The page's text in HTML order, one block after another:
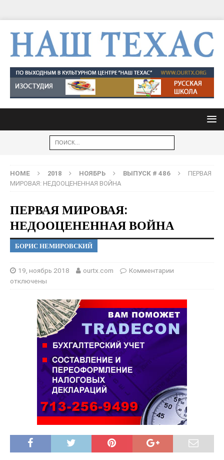
HOME 2018 НОЯБРЬ ВЫПУСК # 486
ПЕРВАЯ
МИРОВАЯ: НЕДООЦЕНЕННАЯ ВОЙНА
ПЕРВАЯ МИРОВАЯ:
НЕДООЦЕНЕННАЯ ВОЙНА
БОРИС НЕМИРОВСКИЙ
19, ноябрь 2018 ourtx.com
Комментарии
отключены